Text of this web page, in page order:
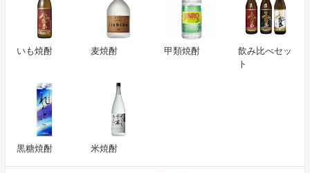
いも焼酎 麦焼酎 甲類焼酎
飲み比べセッ
ト
黒糖焼酎 米焼酎